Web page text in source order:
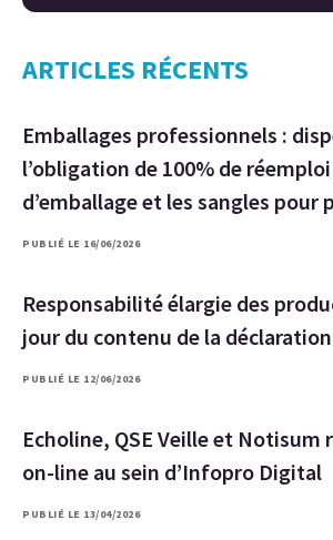
ARTICLES RÉCENTS
Emballages professionnels :
l’obligation de 100% de
d’emballage et les sangles pour
PUBLIÉ LE 16/06/2026
Responsabilité élargie des
jour du contenu de la
PUBLIÉ LE 12/06/2026
Echoline, QSE Veille et Notisum
on-line au sein d’Infopro Digital
PUBLIÉ LE 13/04/2026